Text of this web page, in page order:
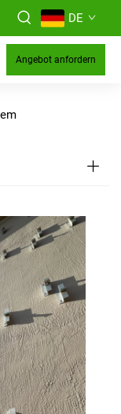
DE
Angebot anfordern